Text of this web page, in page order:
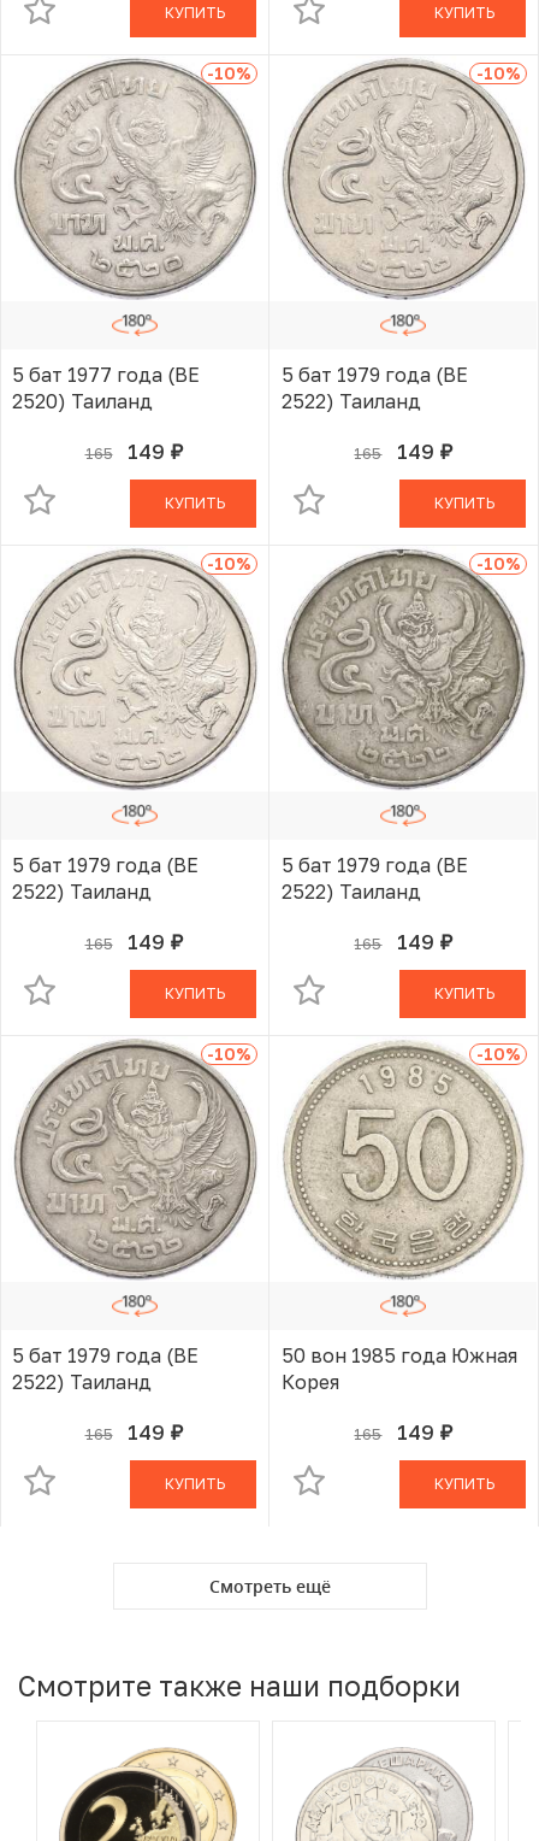
КУПИТЬ КУПИТЬ
-10%
5 бат 1977 года (BE
2520) Таиланд
165 149 руб.
В КОРЗИНЕ
КУПИТЬ
-10%
5 бат 1979 года (BE
2522) Таиланд
165 149 руб.
В КОРЗИНЕ
КУПИТЬ
-10%
5 бат 1979 года (BE
2522) Таиланд
165 149 руб.
В КОРЗИНЕ
КУПИТЬ
-10%
5 бат 1979 года (BE
2522) Таиланд
165 149 руб.
В КОРЗИНЕ
КУПИТЬ
-10%
5 бат 1979 года (BE
2522) Таиланд
165 149 руб.
В КОРЗИНЕ
КУПИТЬ
-10%
50 вон 1985 года Южная
Корея
165 149 руб.
В КОРЗИНЕ
КУПИТЬ
Смотреть ещё
Смотрите также наши подборки